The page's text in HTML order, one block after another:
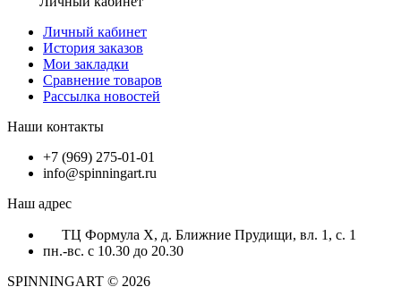
Личный кабинет
История заказов
Мои закладки
Сравнение товаров
Рассылка новостей
Наши контакты
+7 (969) 275-01-01
info@spinningart.ru
Наш адрес
ТЦ Формула X, д. Ближние Прудищи, вл. 1, с. 1
пн.-вс. с 10.30 до 20.30
SPINNINGART © 2026